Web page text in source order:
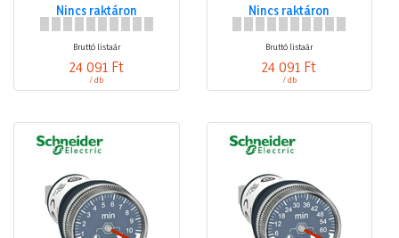
Nincs raktáron
Bruttó listaár
24 091 Ft
/ db
Nincs raktáron
Bruttó listaár
24 091 Ft
/ db